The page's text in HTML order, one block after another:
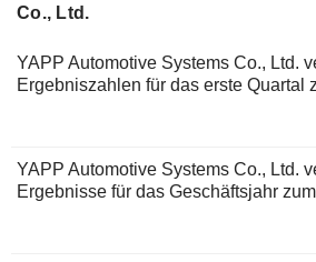
Co., Ltd.
YAPP Automotive Systems Co., Ltd.
Ergebniszahlen für das erste Quartal
YAPP Automotive Systems Co., Ltd.
Ergebnisse für das Geschäftsjahr